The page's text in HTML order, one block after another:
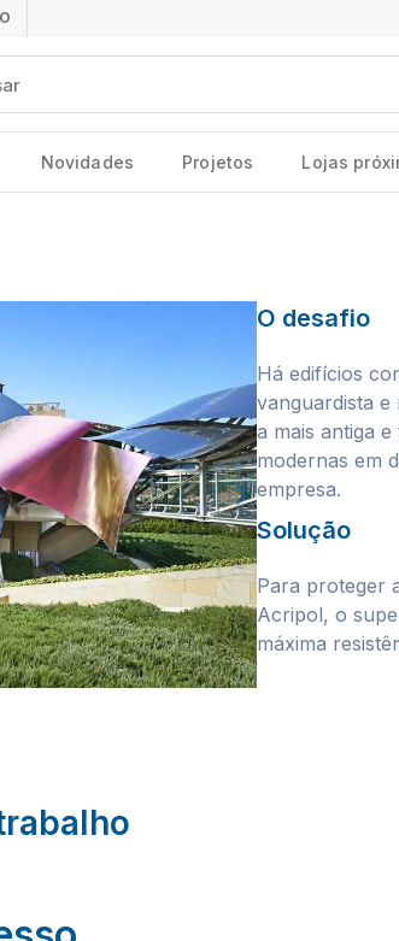
Novidades Projetos Lojas
O desafio
Há edifícios
vanguardista e
a mais antiga
modernas em
empresa.
Solução
Para proteger
Acripol, o
máxima